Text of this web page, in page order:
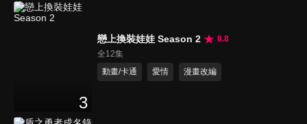
3
戀上換裝娃娃 Season 2
8.8
全12集
動畫/卡通
愛情 漫畫改編